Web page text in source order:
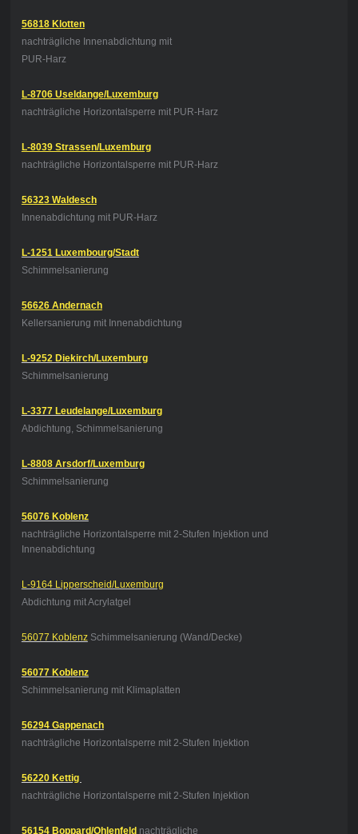
56818 Klotten
nachträgliche Innenabdichtung mit
PUR-Harz
L-8706 Useldange/Luxemburg
nachträgliche Horizontalsperre mit PUR-Harz
L-8039 Strassen/Luxemburg
nachträgliche Horizontalsperre mit PUR-Harz
56323 Waldesch
Innenabdichtung mit PUR-Harz
L-1251 Luxembourg/Stadt
Schimmelsanierung
56626 Andernach
Kellersanierung mit Innenabdichtung
L-9252 Diekirch/Luxemburg
Schimmelsanierung
L-3377 Leudelange/Luxemburg
Abdichtung, Schimmelsanierung
L-8808 Arsdorf/Luxemburg
Schimmelsanierung
56076 Koblenz
nachträgliche Horizontalsperre mit 2-Stufen Injektion und
Innenabdichtung
L-9164 Lipperscheid/Luxemburg
Abdichtung mit Acrylatgel
56077 KoblenzSchimmelsanierung (Wand/Decke)
56077 Koblenz
Schimmelsanierung mit Klimaplatten
56294 Gappenach
nachträgliche Horizontalsperre mit 2-Stufen Injektion
56220 Kettig
nachträgliche Horizontalsperre mit 2-Stufen Injektion
56154 Boppard/Ohlenfeld nachträgliche